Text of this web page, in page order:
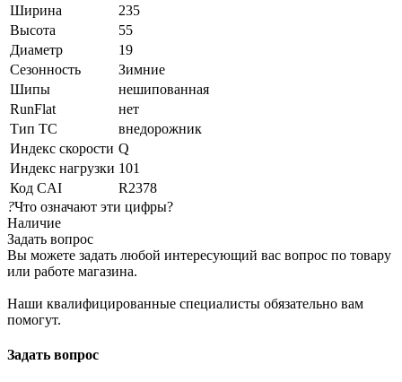
Ширина
235
Высота
55
Диаметр
19
Сезонность
Зимние
Шипы
нешипованная
RunFlat
нет
Тип ТС
внедорожник
Индекс скорости Q
Индекс нагрузки 101
Код CAI
R2378
?Что означают эти цифры?
Наличие
Задать вопрос
Вы можете задать любой интересующий вас вопрос по товару
или работе магазина.
Наши квалифицированные специалисты обязательно вам
помогут.
Задать вопрос